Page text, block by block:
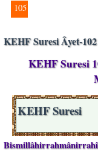
105
KEHF Suresi Âyet-
KEHF Suresi
KEHF Suresi